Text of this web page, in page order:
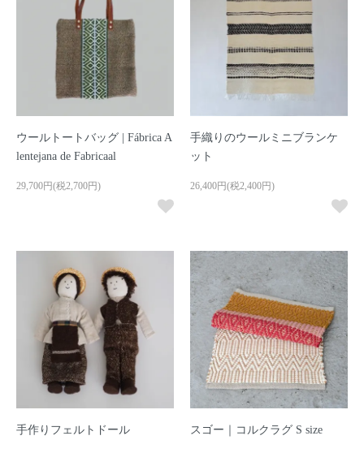
ウールトートバッグ | Fábrica A
lentejana de Fabricaal
29,700円(税2,700円)
手織りのウールミニブランケ
ット
26,400円(税2,400円)
手作りフェルトドール スゴー｜コルクラグ S size